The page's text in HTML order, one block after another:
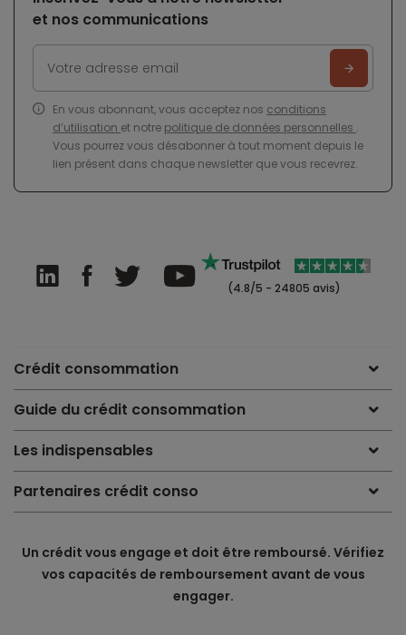
et nos communications
En vous abonnant, vous acceptez nos conditions
d’utilisation et notre politique de données personnelles .
Vous pourrez vous désabonner à tout moment depuis le
lien présent dans chaque newsletter que vous recevrez.
(4.8/5 - 24805 avis)
Crédit consommation
Guide du crédit consommation
Les indispensables
Partenaires crédit conso
Un crédit vous engage et doit être remboursé. Vérifiez
vos capacités de remboursement avant de vous
engager.